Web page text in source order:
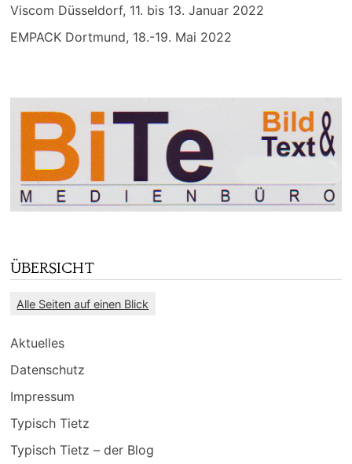
Viscom Düsseldorf, 11. bis 13. Januar 2022
EMPACK Dortmund, 18.-19. Mai 2022
ÜBERSICHT
Alle Seiten auf einen Blick
Aktuelles
Datenschutz
Impressum
Typisch Tietz
Typisch Tietz – der Blog